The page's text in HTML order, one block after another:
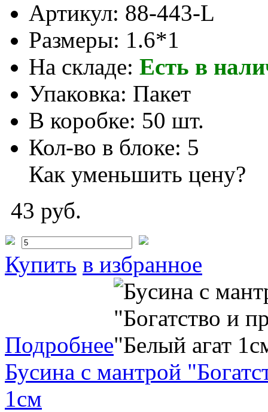
Артикул: 88-443-L
Размеры: 1.6*1
На складе: Есть в
Упаковка: Пакет
В коробке: 50 шт.
Кол-во в блоке: 5
Как уменьшить цену?
43 руб.
Купить в избранное
Подробнее
Бусина с мантрой
1см